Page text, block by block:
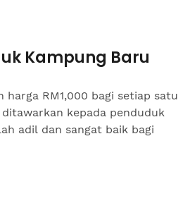
Kampung Baru
harga RM1,000 bagi setiap satu
kepada penduduk
adil dan sangat baik bagi